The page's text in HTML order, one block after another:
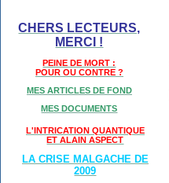
CHERS LECTEURS,
MERCI !
PEINE DE MORT :
POUR OU CONTRE ?
MES ARTICLES DE FOND
MES DOCUMENTS
L'INTRICATION QUANTIQUE
ET ALAIN ASPECT
LA CRISE MALGACHE DE
2009